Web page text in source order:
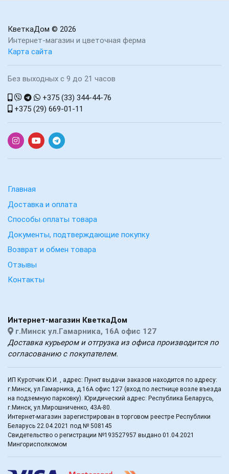
КветкаДом © 2026
Интернет-магазин и цветочная ферма
Карта сайта
Без выходных с 9 до 21 часов
+375 (33) 344-44-76
+375 (29) 669-01-11
Главная
Доставка и оплата
Способы оплаты товара
Документы, подтверждающие покупку
Возврат и обмен товара
Отзывы
Контакты
Интернет-магазин КветкаДом
г.Минск ул.Гамарника, 16А офис 127
Доставка курьером и отгрузка из офиса производится по
согласованию с покупателем.
ИП Куротчик Ю.И. , адрес: Пункт выдачи заказов находится по адресу:
г.Минск, ул.Гамарника, д.16А офис 127 (вход по лестнице возле въезда
на подземную парковку). Юридический адрес: Республика Беларусь,
г.Минск, ул.Мирошниченко, 43А-80.
Интернет-магазин зарегистрирован в торговом реестре Республики
Беларусь 22.04.2021 под № 508145
Свидетельство о регистрации №193527957 выдано 01.04.2021
Мингорисполкомом